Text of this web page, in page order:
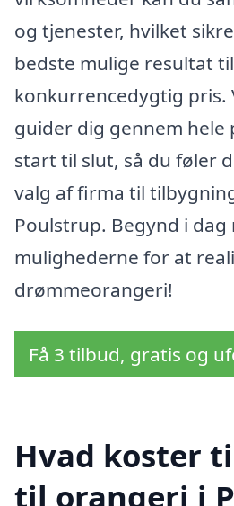
og tjenester, hvilket
bedste mulige resultat
konkurrencedygtig pris.
guider dig gennem hele
start til slut, så du føler
valg af firma til
Poulstrup. Begynd i
mulighederne for at
drømmeorangeri!
Få 3 tilbud, gratis og
Hvad koster
til orangeri i